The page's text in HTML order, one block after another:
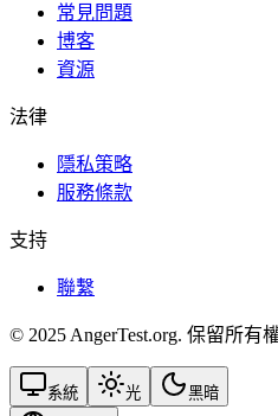
常見問題
博客
資源
法律
隱私策略
服務條款
支持
聯繫
© 2025 AngerTest.org. 保留所有
系統 光 黑暗